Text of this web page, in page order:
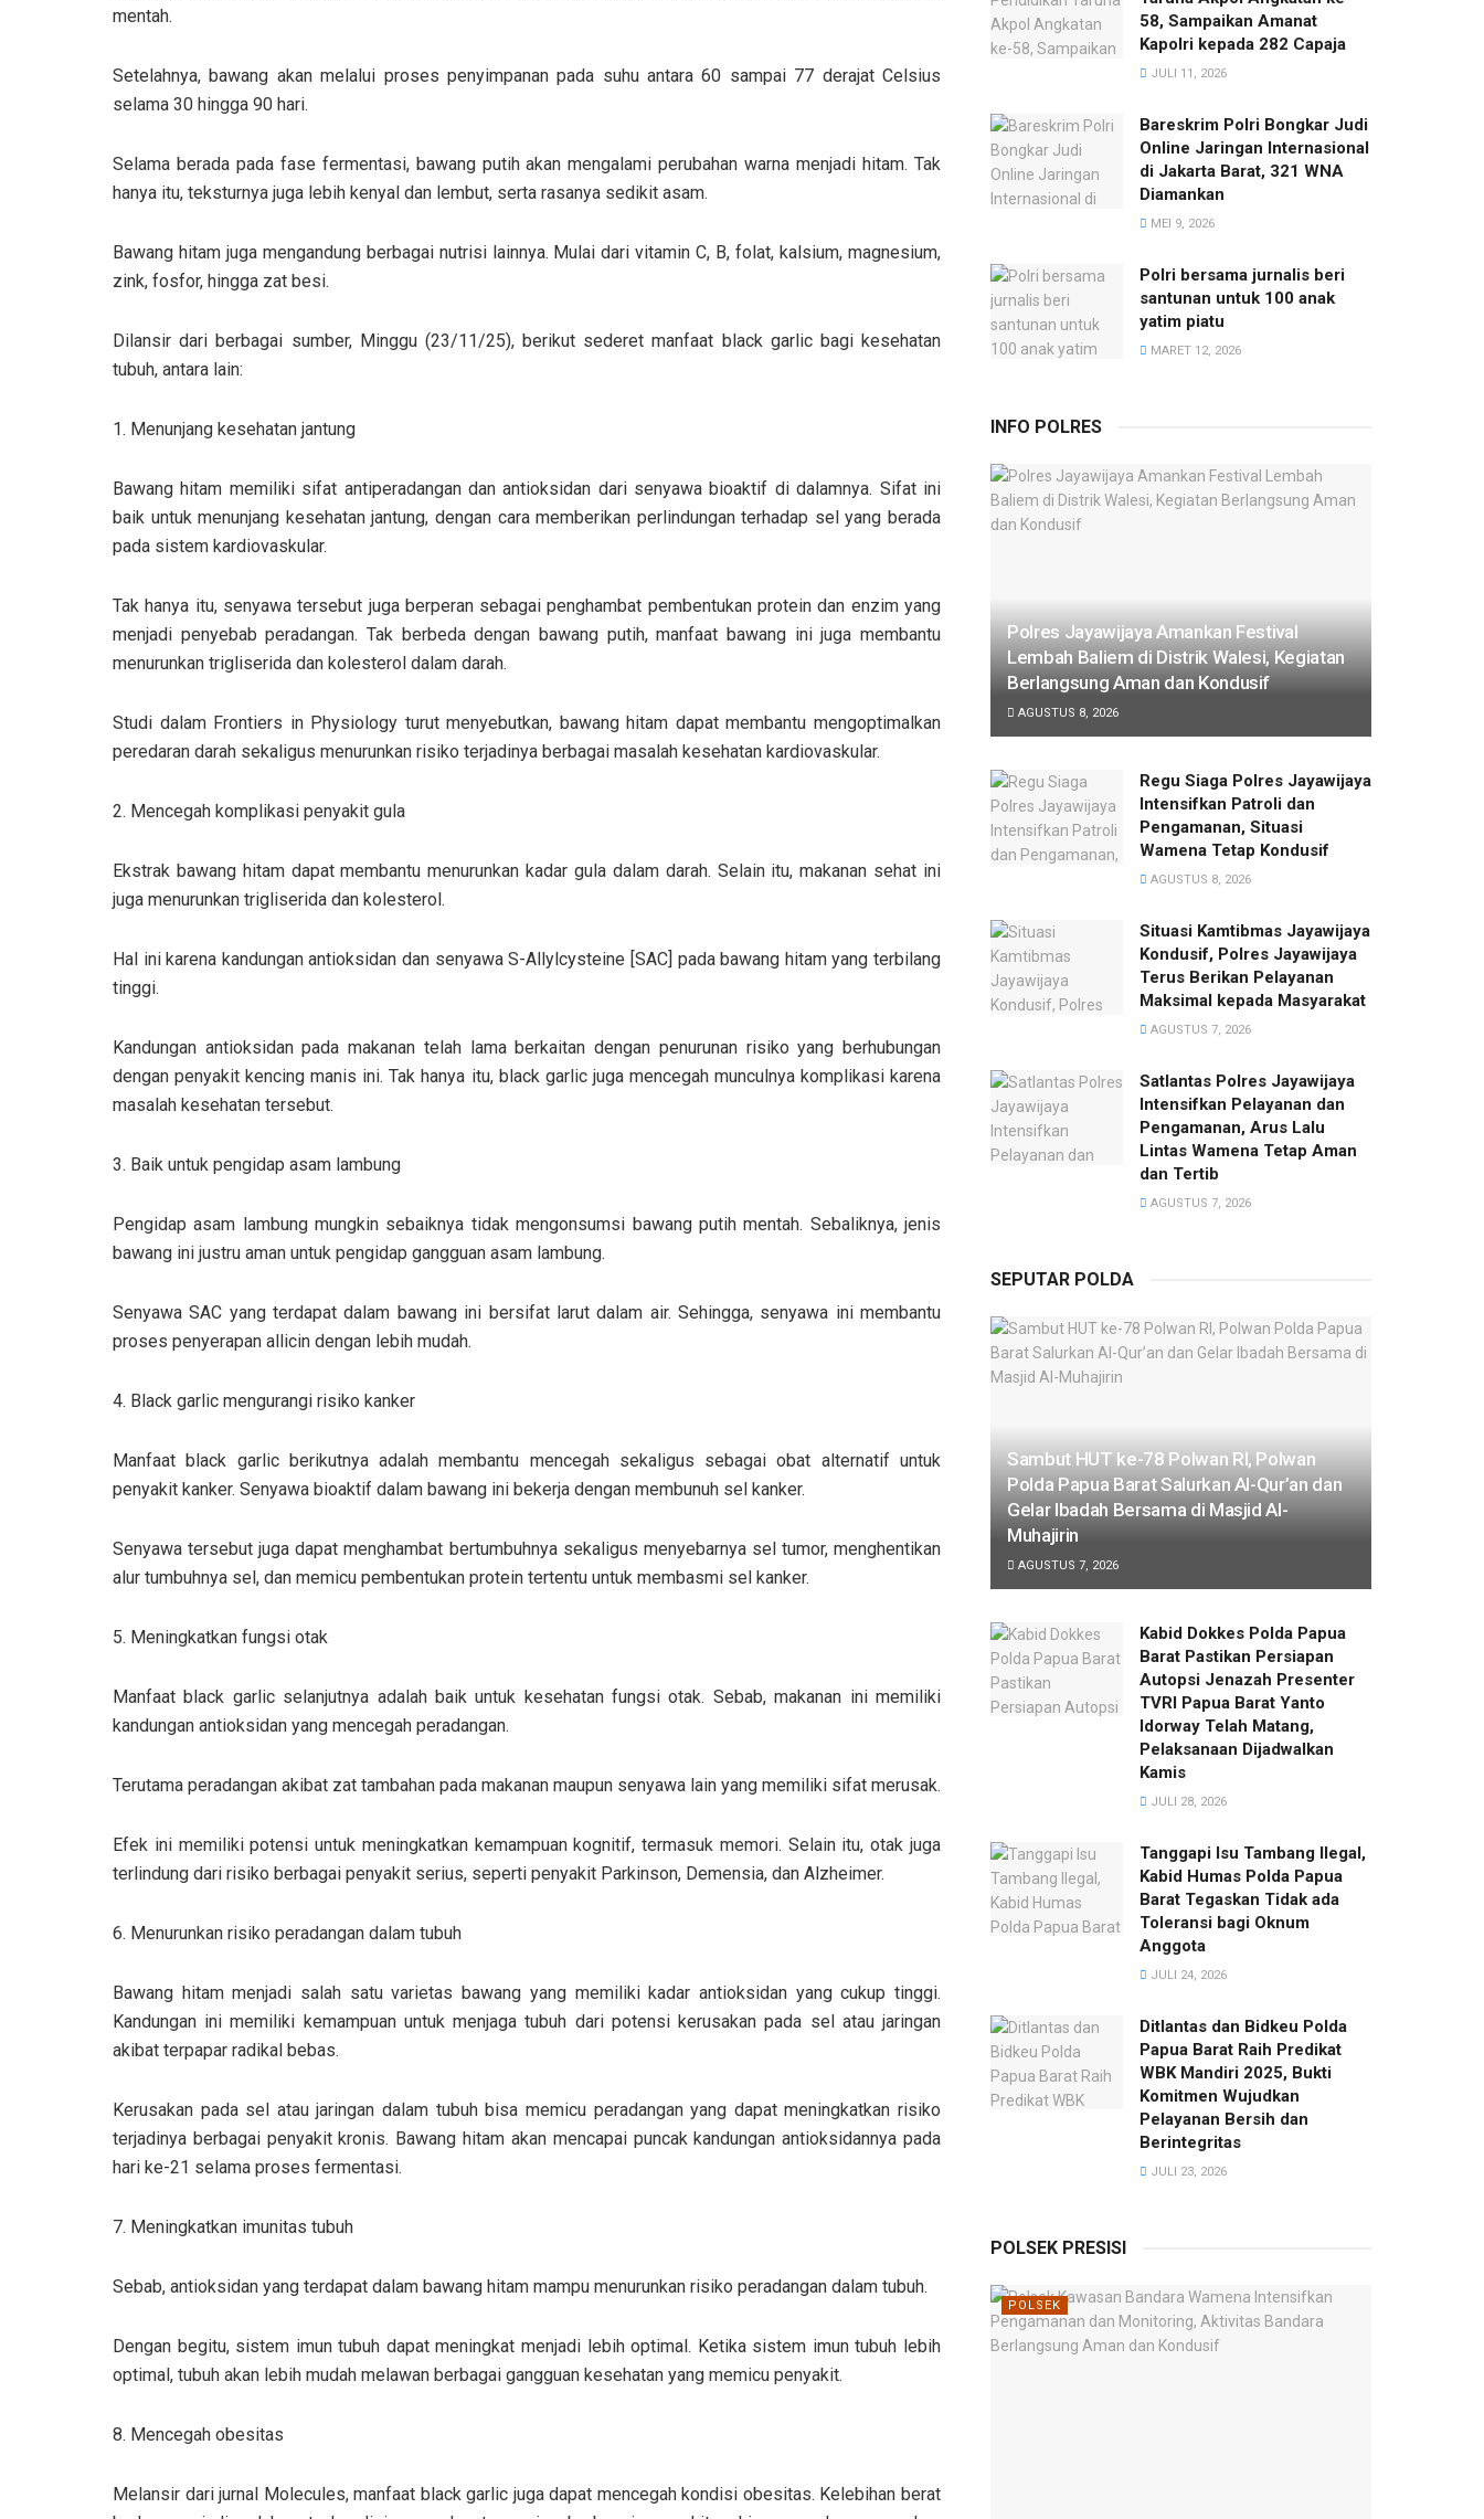
mentah.
Setelahnya, bawang akan melalui proses penyimpanan pada suhu antara 60 sampai 77 derajat Celsius
selama 30 hingga 90 hari.
Selama berada pada fase fermentasi, bawang putih akan mengalami perubahan warna menjadi hitam. Tak
hanya itu, teksturnya juga lebih kenyal dan lembut, serta rasanya sedikit asam.
Bawang hitam juga mengandung berbagai nutrisi lainnya. Mulai dari vitamin C, B, folat, kalsium, magnesium,
zink, fosfor, hingga zat besi.
Dilansir dari berbagai sumber, Minggu (23/11/25), berikut sederet manfaat black garlic bagi kesehatan
tubuh, antara lain:
1. Menunjang kesehatan jantung
Bawang hitam memiliki sifat antiperadangan dan antioksidan dari senyawa bioaktif di dalamnya. Sifat ini
baik untuk menunjang kesehatan jantung, dengan cara memberikan perlindungan terhadap sel yang berada
pada sistem kardiovaskular.
Tak hanya itu, senyawa tersebut juga berperan sebagai penghambat pembentukan protein dan enzim yang
menjadi penyebab peradangan. Tak berbeda dengan bawang putih, manfaat bawang ini juga membantu
menurunkan trigliserida dan kolesterol dalam darah.
Studi dalam Frontiers in Physiology turut menyebutkan, bawang hitam dapat membantu mengoptimalkan
peredaran darah sekaligus menurunkan risiko terjadinya berbagai masalah kesehatan kardiovaskular.
2. Mencegah komplikasi penyakit gula
Ekstrak bawang hitam dapat membantu menurunkan kadar gula dalam darah. Selain itu, makanan sehat ini
juga menurunkan trigliserida dan kolesterol.
Hal ini karena kandungan antioksidan dan senyawa S-Allylcysteine [SAC] pada bawang hitam yang terbilang
tinggi.
Kandungan antioksidan pada makanan telah lama berkaitan dengan penurunan risiko yang berhubungan
dengan penyakit kencing manis ini. Tak hanya itu, black garlic juga mencegah munculnya komplikasi karena
masalah kesehatan tersebut.
3. Baik untuk pengidap asam lambung
Pengidap asam lambung mungkin sebaiknya tidak mengonsumsi bawang putih mentah. Sebaliknya, jenis
bawang ini justru aman untuk pengidap gangguan asam lambung.
Senyawa SAC yang terdapat dalam bawang ini bersifat larut dalam air. Sehingga, senyawa ini membantu
proses penyerapan allicin dengan lebih mudah.
4. Black garlic mengurangi risiko kanker
Manfaat black garlic berikutnya adalah membantu mencegah sekaligus sebagai obat alternatif untuk
penyakit kanker. Senyawa bioaktif dalam bawang ini bekerja dengan membunuh sel kanker.
Senyawa tersebut juga dapat menghambat bertumbuhnya sekaligus menyebarnya sel tumor, menghentikan
alur tumbuhnya sel, dan memicu pembentukan protein tertentu untuk membasmi sel kanker.
5. Meningkatkan fungsi otak
Manfaat black garlic selanjutnya adalah baik untuk kesehatan fungsi otak. Sebab, makanan ini memiliki
kandungan antioksidan yang mencegah peradangan.
Terutama peradangan akibat zat tambahan pada makanan maupun senyawa lain yang memiliki sifat merusak.
Efek ini memiliki potensi untuk meningkatkan kemampuan kognitif, termasuk memori. Selain itu, otak juga
terlindung dari risiko berbagai penyakit serius, seperti penyakit Parkinson, Demensia, dan Alzheimer.
6. Menurunkan risiko peradangan dalam tubuh
Bawang hitam menjadi salah satu varietas bawang yang memiliki kadar antioksidan yang cukup tinggi.
Kandungan ini memiliki kemampuan untuk menjaga tubuh dari potensi kerusakan pada sel atau jaringan
akibat terpapar radikal bebas.
Kerusakan pada sel atau jaringan dalam tubuh bisa memicu peradangan yang dapat meningkatkan risiko
terjadinya berbagai penyakit kronis. Bawang hitam akan mencapai puncak kandungan antioksidannya pada
hari ke-21 selama proses fermentasi.
7. Meningkatkan imunitas tubuh
Sebab, antioksidan yang terdapat dalam bawang hitam mampu menurunkan risiko peradangan dalam tubuh.
Dengan begitu, sistem imun tubuh dapat meningkat menjadi lebih optimal. Ketika sistem imun tubuh lebih
optimal, tubuh akan lebih mudah melawan berbagai gangguan kesehatan yang memicu penyakit.
8. Mencegah obesitas
Melansir dari jurnal Molecules, manfaat black garlic juga dapat mencegah kondisi obesitas. Kelebihan berat
58, Sampaikan Amanat
Kapolri kepada 282 Capaja
JULI 11, 2026
Bareskrim Polri Bongkar Judi
Online Jaringan Internasional
di Jakarta Barat, 321 WNA
Diamankan
MEI 9, 2026
Polri bersama jurnalis beri
santunan untuk 100 anak
yatim piatu
MARET 12, 2026
INFO POLRES
Polres Jayawijaya Amankan Festival
Lembah Baliem di Distrik Walesi, Kegiatan
Berlangsung Aman dan Kondusif
AGUSTUS 8, 2026
Regu Siaga Polres Jayawijaya
Intensifkan Patroli dan
Pengamanan, Situasi
Wamena Tetap Kondusif
AGUSTUS 8, 2026
Situasi Kamtibmas Jayawijaya
Kondusif, Polres Jayawijaya
Terus Berikan Pelayanan
Maksimal kepada Masyarakat
AGUSTUS 7, 2026
Satlantas Polres Jayawijaya
Intensifkan Pelayanan dan
Pengamanan, Arus Lalu
Lintas Wamena Tetap Aman
dan Tertib
AGUSTUS 7, 2026
SEPUTAR POLDA
Sambut HUT ke-78 Polwan RI, Polwan
Polda Papua Barat Salurkan Al-Qur’an dan
Gelar Ibadah Bersama di Masjid Al-
Muhajirin
AGUSTUS 7, 2026
Kabid Dokkes Polda Papua
Barat Pastikan Persiapan
Autopsi Jenazah Presenter
TVRI Papua Barat Yanto
Idorway Telah Matang,
Pelaksanaan Dijadwalkan
Kamis
JULI 28, 2026
Tanggapi Isu Tambang Ilegal,
Kabid Humas Polda Papua
Barat Tegaskan Tidak ada
Toleransi bagi Oknum
Anggota
JULI 24, 2026
Ditlantas dan Bidkeu Polda
Papua Barat Raih Predikat
WBK Mandiri 2025, Bukti
Komitmen Wujudkan
Pelayanan Bersih dan
Berintegritas
JULI 23, 2026
POLSEK PRESISI
POLSEK